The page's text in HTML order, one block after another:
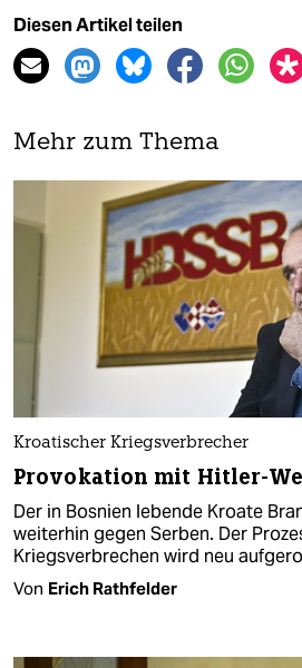
Diesen Artikel teilen
Mehr zum Thema
Kroatischer Kriegsverbrecher
Provokation mit Hitler-
Der in Bosnien lebende Kroate
weiterhin gegen Serben. Der
Kriegsverbrechen wird neu
Von Erich Rathfelder